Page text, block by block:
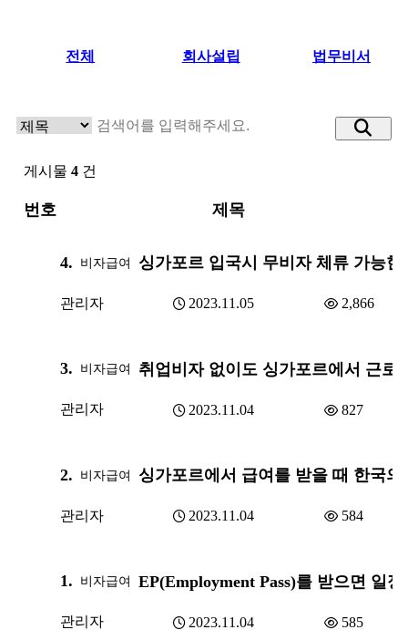
전체 회사설립 법무비서
게시물 4건
번호 제목
4. 비자급여
관리자 2023.11.05 2,866
3. 비자급여
관리자 2023.11.04 827
2. 비자급여
관리자 2023.11.04 584
1. 비자급여
관리자 2023.11.04 585